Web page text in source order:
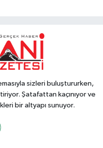
sizleri buluştururken,
Şatafattan kaçınıyor ve
bir altyapı sunuyor.